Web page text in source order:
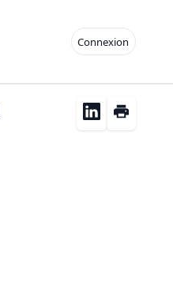
Connexion